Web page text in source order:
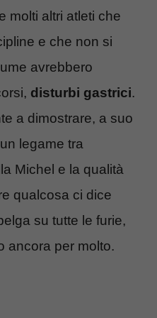
molti altri atleti che
e che non si
avrebbero
disturbi gastrici.
a dimostrare, a suo
legame tra
Michel e la qualità
qualcosa ci dice
su tutte le furie,
ancora per molto.